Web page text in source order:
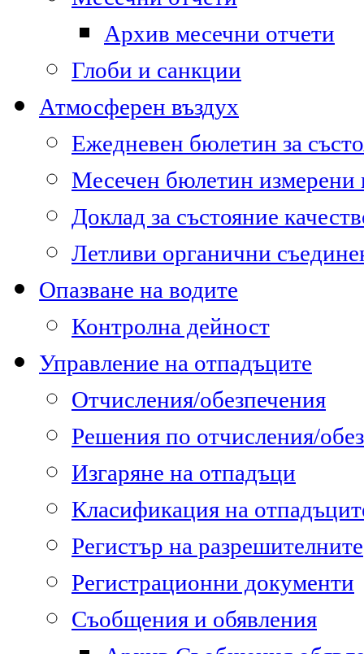
Архив месечни отчети
Глоби и санкции
Атмосферен въздух
Ежедневен бюлетин за
Месечен бюлетин
Доклад за състояние
Летливи органични
Опазване на водите
Контролна дейност
Управление на отпадъците
Отчисления/обезпечения
Решения по отчисления/
Изгаряне на отпадъци
Класификация на
Регистър на разрешителните
Регистрационни документи
Съобщения и обявления